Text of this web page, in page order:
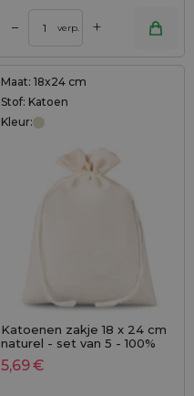
– verp. +
Maat: 18x24 cm
Stof: Katoen
Kleur:
Katoenen zakje 18 x 24 cm
naturel - set van 5 - 100%
katoen
5,69€